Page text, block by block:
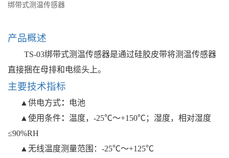
绑带式测温传感器
产品概述
TS-03绑带式测温传感器是通过硅胶皮带将测温传感器
直接捆在母排和电缆头上。
主要技术指标
▲ 供电方式：
电池
▲使用条件： 温度， -25℃～+150℃ ； 湿度，相对湿度
≤90%RH
▲ 无线温度测量范围： -25℃～+125℃